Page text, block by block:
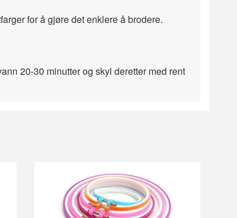
for å gjøre det enklere å brodere.
20-30 minutter og skyl deretter med rent